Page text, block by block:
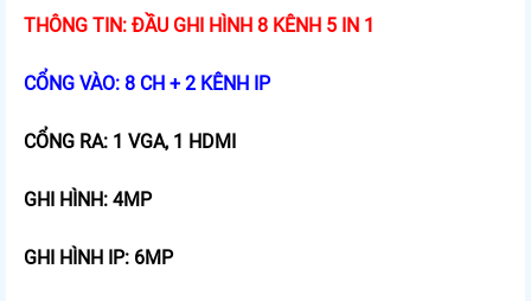
THÔNG TIN: ĐẦU GHI HÌNH 8 KÊNH 5 IN 1
CỔNG VÀO: 8 CH + 2 KÊNH IP
CỔNG RA: 1 VGA, 1 HDMI
GHI HÌNH: 4MP
GHI HÌNH IP: 6MP